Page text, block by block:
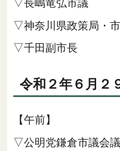
▽長嶋竜弘市議
▽神奈川県政策局・
▽千田副市長
令和２年６月２
【午前】
▽公明党鎌倉市議会